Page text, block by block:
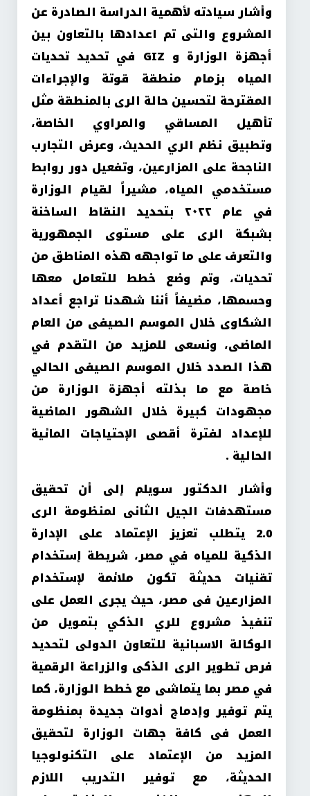
وأشار سيادته لأهمية الدراسة الصادرة عن
المشروع والتى تم اعدادها بالتعاون بين
أجهزة الوزارة و GIZ في تحديد تحديات
المياه بزمام منطقة قوتة والإجراءات
المقترحة لتحسين حالة الرى بالمنطقة مثل
تأهيل المساقي والمراوي الخاصة،
وتطبيق نظم الري الحديث، وعرض التجارب
الناجحة على المزارعين، وتفعيل دور روابط
مستخدمي المياه، مشيراً لقيام الوزارة
في عام ٢٠٢٢ بتحديد النقاط الساخنة
بشبكة الرى على مستوى الجمهورية
والتعرف على ما تواجهه هذه المناطق من
تحديات، وتم وضع خطط للتعامل معها
وحسمها، مضيفاً أننا شهدنا تراجع أعداد
الشكاوى خلال الموسم الصيفى من العام
الماضى، ونسعى للمزيد من التقدم في
هذا الصدد خلال الموسم الصيفى الحالي
خاصة مع ما بذلته أجهزة الوزارة من
مجهودات كبيرة خلال الشهور الماضية
للإعداد لفترة أقصى الإحتياجات المائية
الحالية .
وأشار الدكتور سويلم إلى أن تحقيق
مستهدفات الجيل الثانى لمنظومة الرى
2.0 يتطلب تعزيز الإعتماد على الإدارة
الذكية للمياه في مصر، شريطة إستخدام
تقنيات حديثة تكون ملائمة لإستخدام
المزارعين فى مصر، حيث يجرى العمل على
تنفيذ مشروع للري الذكي بتمويل من
الوكالة الاسبانية للتعاون الدولى لتحديد
فرص تطوير الرى الذكى والزراعة الرقمية
في مصر بما يتماشى مع خطط الوزارة، كما
يتم توفير وإدماج أدوات جديدة بمنظومة
العمل فى كافة جهات الوزارة لتحقيق
المزيد من الإعتماد على التكنولوجيا
الحديثة، مع توفير التدريب اللازم